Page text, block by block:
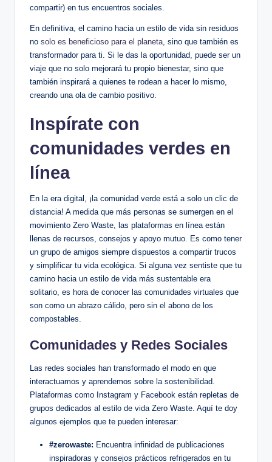
compartir) en tus encuentros sociales.
En definitiva, el camino hacia un estilo de vida sin residuos
no solo es beneficioso para el planeta, sino que también es
transformador para ti. Si le das la oportunidad, puede ser un
viaje que no solo mejorará tu propio bienestar, sino que
también inspirará a quienes te rodean a hacer lo mismo,
creando una ola de cambio positivo.
Inspírate con
comunidades verdes en
línea
En la era digital, ¡la comunidad verde está a solo un clic de
distancia! A medida que más personas se sumergen en el
movimiento Zero Waste, las plataformas en línea están
llenas de recursos, consejos y apoyo mutuo. Es como tener
un grupo de amigos siempre dispuestos a compartir trucos
y simplificar tu vida ecológica. Si alguna vez sentiste que tu
camino hacia un estilo de vida más sustentable era
solitario, es hora de conocer las comunidades virtuales que
son como un abrazo cálido, pero sin el abono de los
compostables.
Comunidades y Redes Sociales
Las redes sociales han transformado el modo en que
interactuamos y aprendemos sobre la sostenibilidad.
Plataformas como Instagram y Facebook están repletas de
grupos dedicados al estilo de vida Zero Waste. Aquí te doy
algunos ejemplos que te pueden interesar:
#zerowaste: Encuentra infinidad de publicaciones
inspiradoras y consejos prácticos refrigerados en tu